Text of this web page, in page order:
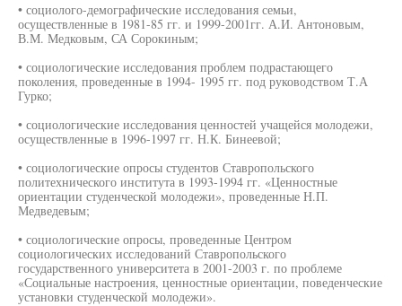
• социолого-демографические исследования семьи,
осуществленные в 1981-85 гг. и 1999-2001гг. А.И. Антоновым,
В.М. Медковым, СА Сорокиным;
• социологические исследования проблем подрастающего
поколения, проведенные в 1994- 1995 гг. под руководством Т.А
Гурко;
• социологические исследования ценностей учащейся молодежи,
осуществленные в 1996-1997 гг. Н.К. Бинеевой;
• социологические опросы студентов Ставропольского
политехнического института в 1993-1994 гг. «Ценностные
ориентации студенческой молодежи», проведенные Н.П.
Медведевым;
• социологические опросы, проведенные Центром
социологических исследований Ставропольского
государственного университета в 2001-2003 г. по проблеме
«Социальные настроения, ценностные ориентации, поведенческие
установки студенческой молодежи».